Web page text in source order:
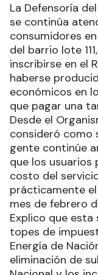
La Defensoría
se continúa
consumidores
del barrio lote
inscribirse en el
haberse
económicos en
que pagar una
Desde el
consideró como
gente continúe
que los usuarios
costo del
prácticamente
mes de febrero
Explico que
topes de
Energía de
eliminación de